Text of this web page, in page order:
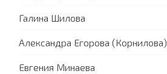
Галина Шилова
Александра Егорова (Корнилова)
Евгения Минаева